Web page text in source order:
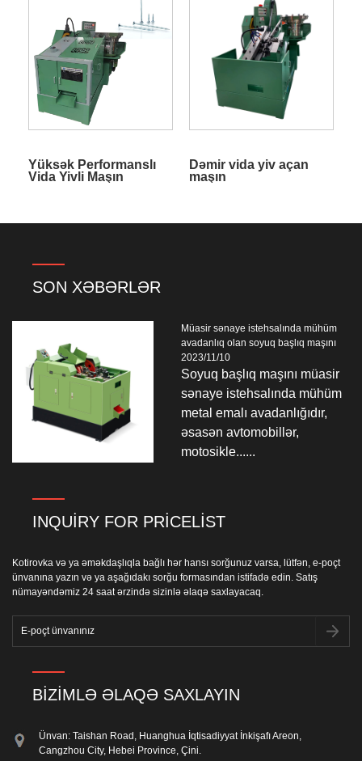
Yüksək Performanslı
Vida Yivli Maşın
Dəmir vida yiv açan
maşın
SON XƏBƏRLƏR
Müasir sənaye istehsalında mühüm
avadanlıq olan soyuq başlıq maşını
2023/11/10
Soyuq başlıq maşını müasir
sənaye istehsalında mühüm
metal emalı avadanlığıdır,
əsasən avtomobillər,
motosikle......
INQUIRY FOR PRICELIST
Kotirovka və ya əməkdaşlıqla bağlı hər hansı sorğunuz varsa, lütfən, e-poçt
ünvanına yazın və ya aşağıdakı sorğu formasından istifadə edin. Satış
nümayəndəmiz 24 saat ərzində sizinlə əlaqə saxlayacaq.
BIZIMLƏ ƏLAQƏ SAXLAYIN
Ünvan: Taishan Road, Huanghua İqtisadiyyat İnkişafı Areon,
Cangzhou City, Hebei Province, Çini.